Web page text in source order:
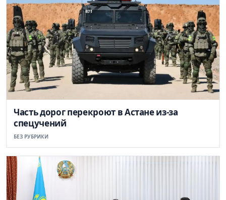
Часть дорог перекроют в Астане из-за
спецучений
БЕЗ РУБРИКИ